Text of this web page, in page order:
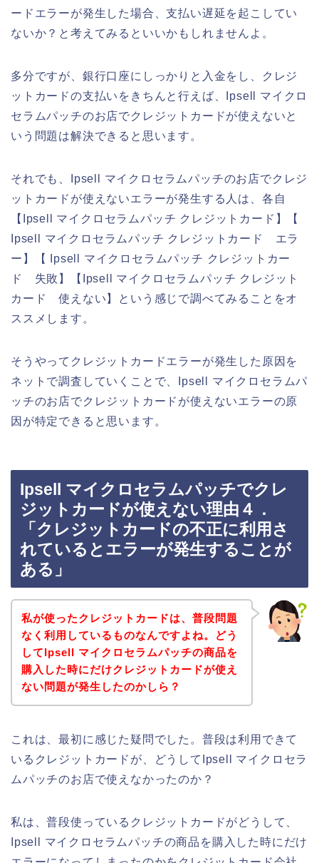
ードエラーが発生した場合、支払い遅延を起こしてい
ないか？と考えてみるといいかもしれませんよ。
多分ですが、銀行口座にしっかりと入金をし、クレジ
ットカードの支払いをきちんと行えば、Ipsell マイクロ
セラムパッチのお店でクレジットカードが使えないと
いう問題は解決できると思います。
それでも、Ipsell マイクロセラムパッチのお店でクレジ
ットカードが使えないエラーが発生する人は、各自
【Ipsell マイクロセラムパッチ クレジットカード】【
Ipsell マイクロセラムパッチ クレジットカード エラ
ー】【 Ipsell マイクロセラムパッチ クレジットカー
ド 失敗】【Ipsell マイクロセラムパッチ クレジット
カード 使えない】という感じで調べてみることをオ
ススメします。
そうやってクレジットカードエラーが発生した原因を
ネットで調査していくことで、Ipsell マイクロセラムパ
ッチのお店でクレジットカードが使えないエラーの原
因が特定できると思います。
Ipsell マイクロセラムパッチでクレ
ジットカードが使えない理由４．
「クレジットカードの不正に利用さ
れているとエラーが発生することが
ある」
私が使ったクレジットカードは、普段問題
なく利用しているものなんですよね。どう
してIpsell マイクロセラムパッチの商品を
購入した時にだけクレジットカードが使え
ない問題が発生したのかしら？
これは、最初に感じた疑問でした。普段は利用できて
いるクレジットカードが、どうしてIpsell マイクロセラ
ムパッチのお店で使えなかったのか？
私は、普段使っているクレジットカードがどうして、
Ipsell マイクロセラムパッチの商品を購入した時にだけ